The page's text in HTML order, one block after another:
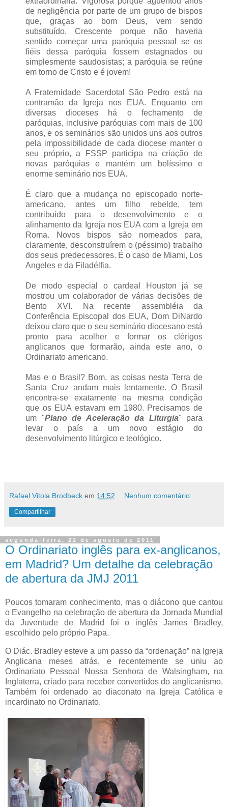
de negligência por parte de um grupo de bispos
que, graças ao bom Deus, vem sendo
substituído. Crescente porque não haveria
sentido começar uma paróquia pessoal se os
fiéis dessa paróquia fossem estagnados ou
simplesmente saudosistas; a paróquia se reúne
em torno de Cristo e é jovem!
A Fraternidade Sacerdotal São Pedro está na
contramão da Igreja nos EUA. Enquanto em
diversas dioceses há o fechamento de
paróquias, inclusive paróquias com mais de 100
anos, e os seminários são unidos uns aos outros
pela impossibilidade de cada diocese manter o
seu próprio, a FSSP participa na criação de
novas paróquias e mantém um belíssimo e
enorme seminário nos EUA.
É claro que a mudança no episcopado norte-
americano, antes um filho rebelde, tem
contribuído para o desenvolvimento e o
alinhamento da Igreja nos EUA com a Igreja em
Roma. Novos bispos são nomeados para,
claramente, desconstruírem o (péssimo) trabalho
dos seus predecessores. É o caso de Miami, Los
Angeles e da Filadélfia.
De modo especial o cardeal Houston já se
mostrou um colaborador de várias decisões de
Bento XVI. Na recente assembléia da
Conferência Episcopal dos EUA, Dom DiNardo
deixou claro que o seu seminário diocesano está
pronto para acolher e formar os clérigos
anglicanos que formarão, ainda este ano, o
Ordinariato americano.
Mas e o Brasil? Bom, as coisas nesta Terra de
Santa Cruz andam mais lentamente. O Brasil
encontra-se exatamente na mesma condição
que os EUA estavam em 1980. Precisamos de
um "Plano de Aceleração da Liturgia" para
levar o país a um novo estágio do
desenvolvimento litúrgico e teológico.
Rafael Vitola Brodbeck em 14:52 Nenhum comentário:
Compartilhar
segunda-feira, 22 de agosto de 2011
O Ordinariato inglês para ex-anglicanos,
em Madrid? Um detalhe da celebração
de abertura da JMJ 2011
Poucos tomaram conhecimento, mas o diácono que cantou
o Evangelho na celebração de abertura da Jornada Mundial
da Juventude de Madrid foi o inglês James Bradley,
escolhido pelo próprio Papa.
O Diác. Bradley esteve a um passo da “ordenação” na Igreja
Anglicana meses atrás, e recentemente se uniu ao
Ordinariato Pessoal Nossa Senhora de Walsingham, na
Inglaterra, criado para receber convertidos do anglicanismo.
Também foi ordenado ao diaconato na Igreja Católica e
incardinato no Ordinariato.